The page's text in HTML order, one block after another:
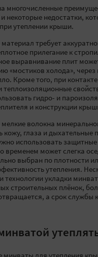
многочисленные
некоторые недостатки,
утеплении крыши.
требует
прилегание к
выравнивание плит
«мостиков холода», через
Кроме того, при
теплоизоляционные
гидро- и
и конструкции
волокна
кожу, глаза и дыхательные
использовать защитные
временем может слегка
выбран по плотности
утепления.
технологии укладки
строительных плёнок,
а срок службы